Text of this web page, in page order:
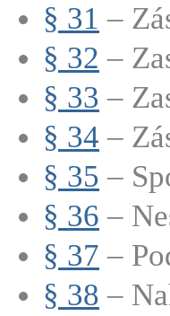
§ 31 –
§ 32 –
§ 33 –
§ 34 –
§ 35 –
§ 36 –
§ 37 –
§ 38 –